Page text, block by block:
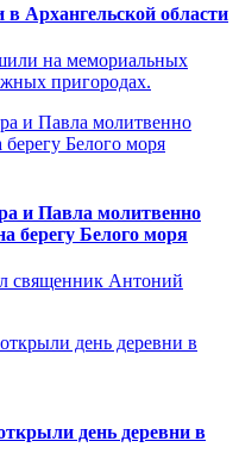
Архангельской области
на мемориальных
пригородах.
и Павла молитвенно
берегу Белого моря
священник Антоний
день деревни в